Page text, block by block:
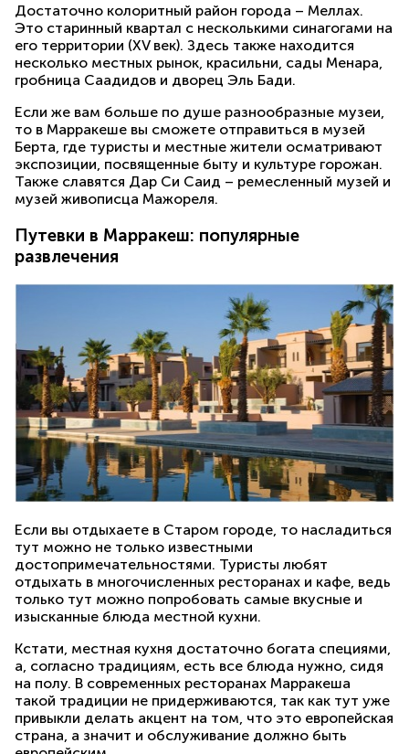
Достаточно колоритный район города – Меллах.
Это старинный квартал с несколькими синагогами на
его территории (XV век). Здесь также находится
несколько местных рынок, красильни, сады Менара,
гробница Саадидов и дворец Эль Бади.
Если же вам больше по душе разнообразные музеи,
то в Марракеше вы сможете отправиться в музей
Берта, где туристы и местные жители осматривают
экспозиции, посвященные быту и культуре горожан.
Также славятся Дар Си Саид – ремесленный музей и
музей живописца Мажореля.
Путевки в Марракеш: популярные
развлечения
Если вы отдыхаете в Старом городе, то насладиться
тут можно не только известными
достопримечательностями. Туристы любят
отдыхать в многочисленных ресторанах и кафе, ведь
только тут можно попробовать самые вкусные и
изысканные блюда местной кухни.
Кстати, местная кухня достаточно богата специями,
а, согласно традициям, есть все блюда нужно, сидя
на полу. В современных ресторанах Марракеша
такой традиции не придерживаются, так как тут уже
привыкли делать акцент на том, что это европейская
страна, а значит и обслуживание должно быть